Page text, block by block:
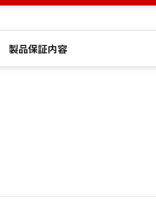
製品保証内容